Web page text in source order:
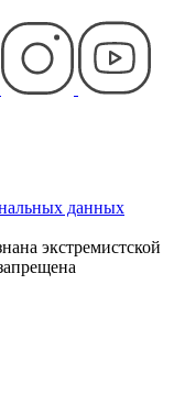
данных
экстремистской